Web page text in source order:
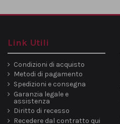
Link Utili
Condizioni di acquisto
Metodi di pagamento
Spedizioni e consegna
Garanzia legale e
assistenza
Diritto di recesso
Recedere dal contratto qui